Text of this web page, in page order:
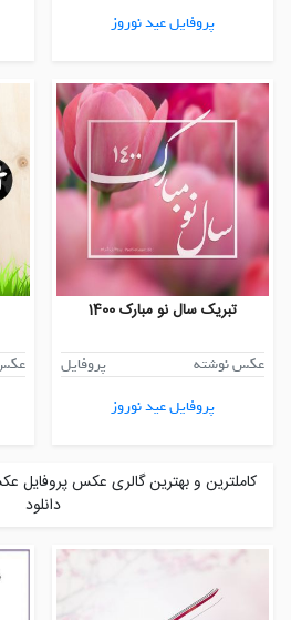
پروفایل عید نوروز
تبریک سال نو مبارک 1400
عکس نوشته
پروفایل
پروفایل عید نوروز
کاملترین و بهترین گالری عکس پروفایل
دانلود